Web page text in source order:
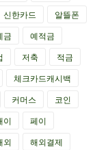
신한카드
알뜰폰
금
예적금
저축
적금
체크카드캐시백
커머스
코인
이
페이
외
해외결제